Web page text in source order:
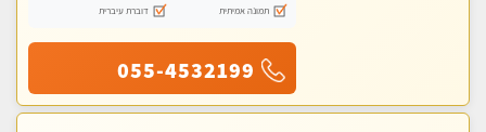
תמונה אמיתית
דוברת עיברית
055-4532199